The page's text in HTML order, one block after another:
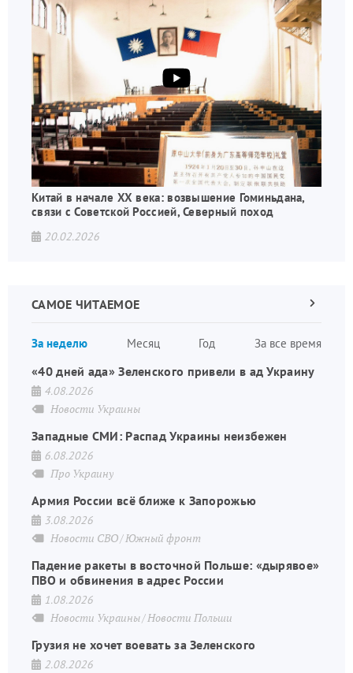
Китай в начале XX века: возвышение Гоминьдана,
связи с Советской Россией, Северный поход
20.02.2026
САМОЕ ЧИТАЕМОЕ
За неделю Месяц Год За все время
Следующая
«40 дней ада» Зеленского привели в ад Украину
4.08.2026
Новости Украины
Западные СМИ: Распад Украины неизбежен
6.08.2026
Про Украину
Армия России всё ближе к Запорожью
3.08.2026
Новости СВО Южный фронт
Падение ракеты в восточной Польше: «дырявое»
ПВО и обвинения в адрес России
1.08.2026
Новости Украины Новости Польши
Грузия не хочет воевать за Зеленского
2.08.2026